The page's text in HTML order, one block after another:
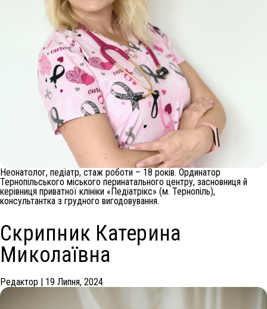
Неонатолог, педіатр, стаж роботи – 18 років. Ординатор
Тернопільського міського перинатального центру, засновниця й
керівниця приватної клініки «Педіатрікс» (м. Тернопіль),
консультантка з грудного вигодовування.
Скрипник Катерина
Миколаївна
Редактор | 19 Липня, 2024